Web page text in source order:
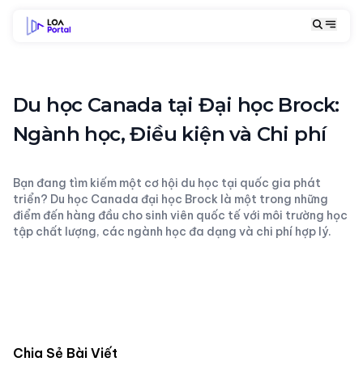
Du học Canada tại Đại học Brock:
Ngành học, Điều kiện và Chi phí
Bạn đang tìm kiếm một cơ hội du học tại quốc gia phát
triển? Du học Canada đại học Brock là một trong những
điểm đến hàng đầu cho sinh viên quốc tế với môi trường học
tập chất lượng, các ngành học đa dạng và chi phí hợp lý.
Chia Sẻ Bài Viết